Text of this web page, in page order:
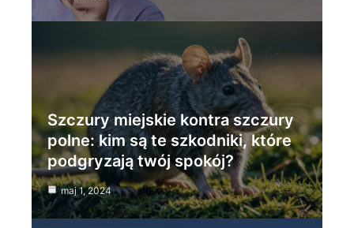
Szczury miejskie kontra szczury
polne: kim są te szkodniki, które
podgryzają twój spokój?
maj 1, 2024